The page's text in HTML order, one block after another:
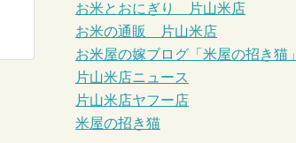
お米とおにぎり 片山米店
お米の通販 片山米店
お米屋の嫁ブログ「米屋の招き猫」
片山米店ニュース
片山米店ヤフー店
米屋の招き猫